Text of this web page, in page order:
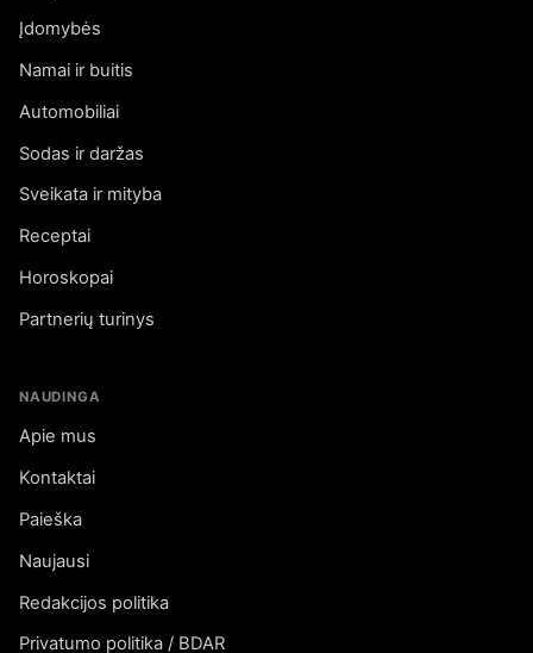
Įdomybės
Namai ir buitis
Automobiliai
Sodas ir daržas
Sveikata ir mityba
Receptai
Horoskopai
Partnerių turinys
NAUDINGA
Apie mus
Kontaktai
Paieška
Naujausi
Redakcijos politika
Privatumo politika / BDAR